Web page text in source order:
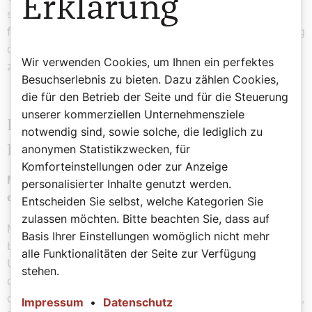
sogenannten frühbürgerlichen Revolution. Sowohl die
frühe Verteufelung durch Luther wie auch die Verklärung
durch Engels und die DDR sind wahrscheinlich nicht
zutreffend.
Bauernkrieg: Müntzer - Mystiker oder
Revolutionär?
Manche sehen in Müntzer einen Mystiker, andere
einen Revolutionär ...
Müntzer war stark von der deutschen Mystik
beeinflusst. Er war der festen Überzeugung, dass der
Umbruch im Inneren der Seele entscheidend ist. Und
dass Gott zu uns nicht nur durch die Schrift und durch
die Worte der Bibel spricht, sondern auch durch Träume,
Erklärung
Wir verwenden Cookies, um Ihnen ein perfektes
Besuchserlebnis zu bieten. Dazu zählen Cookies,
die für den Betrieb der Seite und für die Steuerung
unserer kommerziellen Unternehmensziele
notwendig sind, sowie solche, die lediglich zu
anonymen Statistikzwecken, für
Komforteinstellungen oder zur Anzeige
personalisierter Inhalte genutzt werden.
Entscheiden Sie selbst, welche Kategorien Sie
zulassen möchten. Bitte beachten Sie, dass auf
Basis Ihrer Einstellungen womöglich nicht mehr
alle Funktionalitäten der Seite zur Verfügung
stehen.
Impressum • Datenschutz